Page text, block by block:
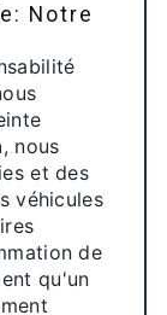
Notre
, nous
et des
véhicules
de
qu'un